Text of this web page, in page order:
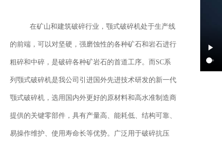
在矿山和建筑破碎行业，颚式破碎机处于生产线
的前端，可以对坚硬，强磨蚀性的各种矿石和岩石进行
粗碎和中碎，是破碎各种矿岩石的首道工序。而SC系
列颚式破碎机是我公司引进国外先进技术研发的新一代
颚式破碎机，选用国内外更好的原材料和高水准制造商
提供的关键零部件，具有产量高、能耗低、结构可靠、
易操作维护、使用寿命长等优势。广泛用于破碎抗压